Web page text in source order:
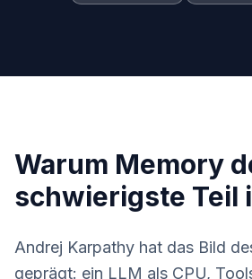
Warum Memory
schwierigste Teil
Andrej Karpathy hat das Bild
geprägt: ein LLM als CPU,